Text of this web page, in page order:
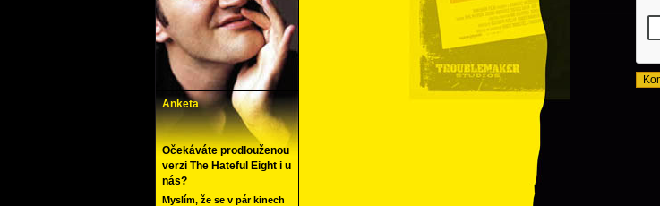
Anketa
Očekáváte prodlouženou
verzi The Hateful Eight i u
nás?
Myslím, že se v pár kinech